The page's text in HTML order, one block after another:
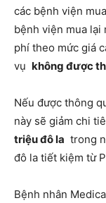
các bệnh viện
bệnh viện mua lại
phí theo mức giá
vụ không được
Nếu được thông
này sẽ giảm chi
triệu đô la trong
đô la tiết kiệm từ
Bệnh nhân